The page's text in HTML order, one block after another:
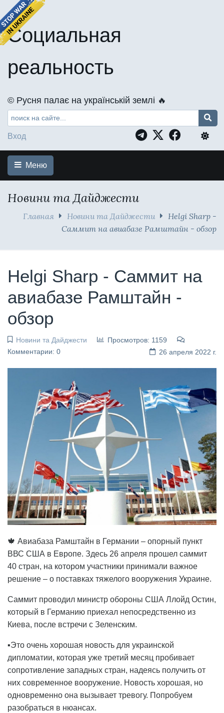
Социальная
реальность
©️ Русня палає на українській землі 🔥
Вход
Меню
Новини та Дайджести
Главная Новини та Дайджести
Helgi Sharp -
Саммит на авиабазе Рамштайн - обзор
Helgi Sharp - Саммит на
авиабазе Рамштайн -
обзор
Новини та Дайджести
Просмотров: 1159
Комментарии: 0
26 апреля 2022 г.
🍁 Авиабаза Рамштайн в Германии – опорный пункт
ВВС США в Европе. Здесь 26 апреля прошел саммит
40 стран, на котором участники принимали важное
решение – о поставках тяжелого вооружения Украине.
Саммит проводил министр обороны США Ллойд Остин,
который в Германию приехал непосредственно из
Киева, после встречи с Зеленским.
▪️Это очень хорошая новость для украинской
дипломатии, которая уже третий месяц пробивает
сопротивление западных стран, надеясь получить от
них современное вооружение. Новость хорошая, но
одновременно она вызывает тревогу. Попробуем
разобраться в нюансах.